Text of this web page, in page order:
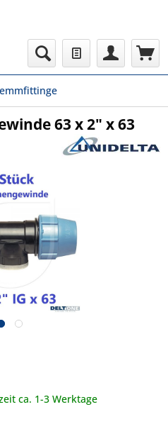
63 x 2" x 63
ca. 1-3 Werktage